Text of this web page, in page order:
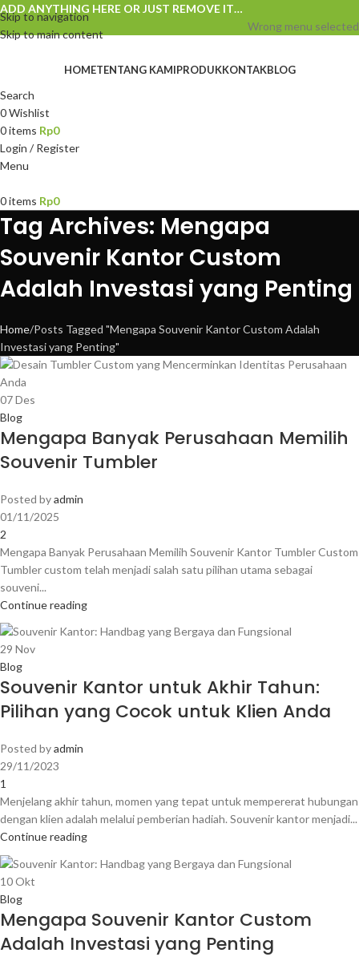
Skip to navigation
Skip to main content
ADD ANYTHING HERE OR JUST REMOVE IT…
Wrong menu selected
HOMETENTANG KAMIPRODUKKONTAKBLOG
Search
0Wishlist
0items Rp0
Login / Register
Menu
0items Rp0
Tag Archives: Mengapa
Souvenir Kantor Custom
Adalah Investasi yang Penting
Home Posts Tagged "Mengapa Souvenir Kantor Custom Adalah
Investasi yang Penting"
07Des
Blog
Mengapa Banyak Perusahaan Memilih
Souvenir Tumbler
Posted byadmin
01/11/2025
2
Mengapa Banyak Perusahaan Memilih Souvenir Kantor Tumbler Custom
Tumbler custom telah menjadi salah satu pilihan utama sebagai
souveni...
Continue reading
29 Nov
Blog
Souvenir Kantor untuk Akhir Tahun:
Pilihan yang Cocok untuk Klien Anda
Posted byadmin
29/11/2023
1
Menjelang akhir tahun, momen yang tepat untuk mempererat hubungan
dengan klien adalah melalui pemberian hadiah. Souvenir kantor menjadi...
Continue reading
10Okt
Blog
Mengapa Souvenir Kantor Custom
Adalah Investasi yang Penting